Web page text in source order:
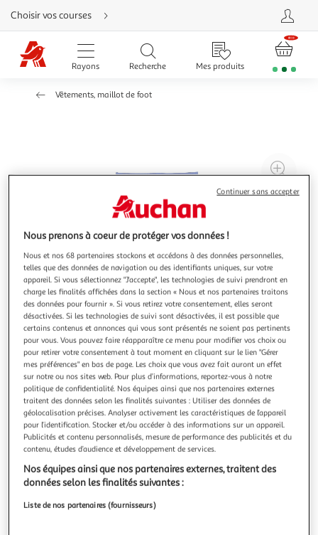
Aller
directement
au
contenu
Aller
directement
Aller
rubrique
Choisir vos courses
Rayons Recherche Mes produits
Vêtements, maillot de foot
Illustration
précédente
Illustration
suivante
HUNGARIA
Short bleu homme Hungaria Premium
Short bleu pour de la marque Hungaria.- Cordon de
serrage à la taille- Logo Hungaria brodé en blanc sur la
cuisse gauche- Intégralement bleu- Composition : 100%
En savoir +
Vous voulez connaître le prix de ce produit ?
Afficher le prix
Nous prenons à coeur de protéger vos données !
Nous et nos 68 partenaires stockons et accédons à des données personnelles,
telles que des données de navigation ou des identifiants uniques, sur votre
appareil. Si vous sélectionnez "J'accepte", les technologies de suivi prendront en
charge les finalités affichées dans la section « Nous et nos partenaires traitons
des données pour fournir ». Si vous retirez votre consentement, elles seront
désactivées. Si les technologies de suivi sont désactivées, il est possible que
certains contenus et annonces qui vous sont présentés ne soient pas pertinents
pour vous. Vous pouvez faire réapparaître ce menu pour modifier vos choix ou
pour retirer votre consentement à tout moment en cliquant sur le lien "Gérer
mes préférences" en bas de page. Les choix que vous avez fait auront un effet
sur notre ou nos sites web. Pour plus d’informations, reportez-vous à notre
politique de confidentialité. Nos équipes ainsi que nos partenaires externes
traitent des données selon les finalités suivantes : Utiliser des données de
géolocalisation précises. Analyser activement les caractéristiques de l’appareil
pour l’identification. Stocker et/ou accéder à des informations sur un appareil.
Publicités et contenu personnalisés, mesure de performance des publicités et du
contenu, études d’audience et développement de services.
Nos équipes ainsi que nos partenaires externes, traitent des
données selon les finalités suivantes :
Liste de nos partenaires (fournisseurs)
Continuer sans accepter